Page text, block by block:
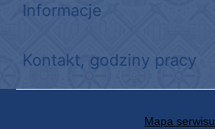
Informacje
Kontakt, godziny pracy
Mapa serwisu